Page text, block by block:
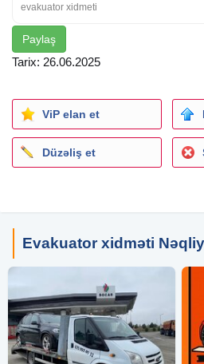
evakuator xidmeti
Paylaş
Tarix: 26.06.2025
ViP elan et
Düzəliş et
Evakuator xidməti